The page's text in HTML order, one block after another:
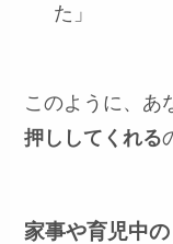
た」
このように、あ
押ししてくれる
家事や育児中